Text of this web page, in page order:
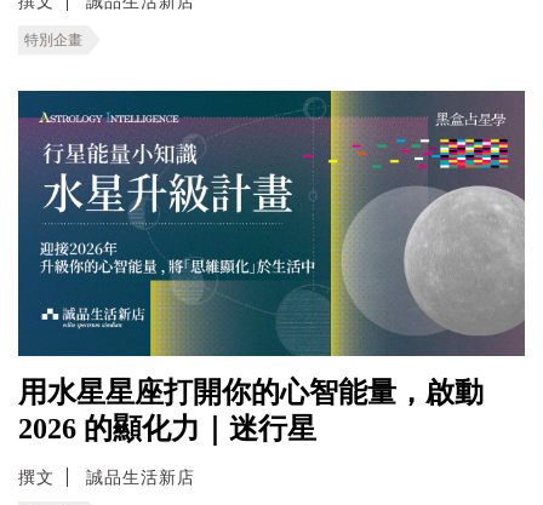
特別企畫
用水星星座打開你的心智能量，啟動
2026 的顯化力｜迷行星
撰文 誠品生活新店